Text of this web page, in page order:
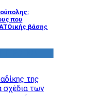
που
βάσης